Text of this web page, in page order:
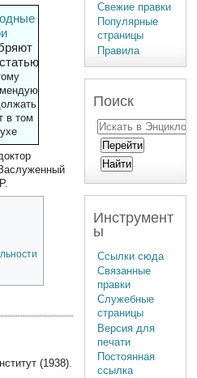
в том
(1938).
Свежие правки
Популярные
страницы
Правила
Поиск
Инструмент
ы
Ссылки сюда
Связанные
правки
Служебные
страницы
Версия для
печати
Постоянная
ссылка